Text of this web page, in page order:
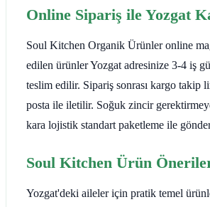
Online Sipariş ile Yozgat
Soul Kitchen Organik Ürünler online
edilen ürünler Yozgat adresinize 3-4 iş
teslim edilir. Sipariş sonrası kargo takip
posta ile iletilir. Soğuk zincir
kara lojistik standart paketleme ile
Soul Kitchen Ürün
Yozgat'deki aileler için pratik temel